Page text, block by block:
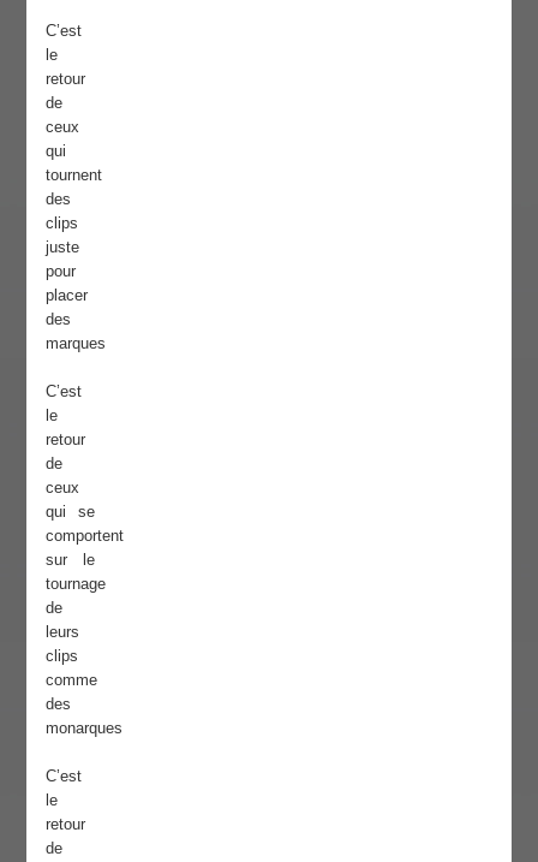
C’est
le
retour
de
ceux
qui
tournent
des
clips
juste
pour
placer
des
marques
C’est
le
retour
de
ceux
qui se
comportent
sur le
tournage
de
leurs
clips
comme
des
monarques
C’est
le
retour
de